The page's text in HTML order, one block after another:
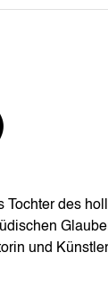
des
und